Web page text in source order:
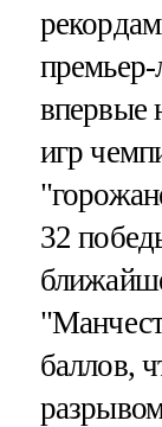
впервые
игр
32
баллов,